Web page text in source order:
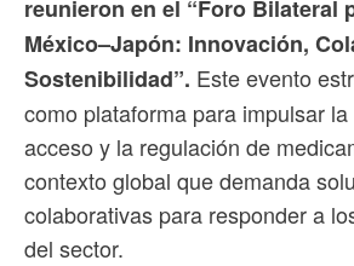
reunieron en el “Foro Bilateral
México–Japón: Innovación,
Sostenibilidad”. Este evento
como plataforma para impulsar
acceso y la regulación de
contexto global que demanda
colaborativas para responder a
del sector.